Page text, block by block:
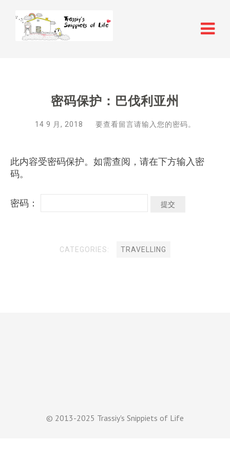
密码保护：巴伐利亚州
14 9 月, 2018 要查看留言请输入您的密码。
此内容受密码保护。如需查阅，请在下方输入密
码。
密码：
CATEGORIES: TRAVELLING
© 2013-2025 Trassiy's Snippiets of Life